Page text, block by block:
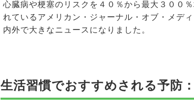
心臓病や梗塞のリスクを４０％から最大３００
れているアメリカン・ジャーナル・オブ・メデ
内外で大きなニュースになりました。
生活習慣でおすすめされる予防：